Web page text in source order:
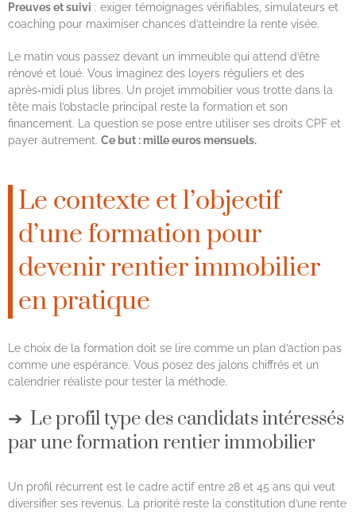
Preuves et suivi : exiger témoignages vérifiables, simulateurs et
coaching pour maximiser chances d’atteindre la rente visée.
Le matin vous passez devant un immeuble qui attend d’être
rénové et loué. Vous imaginez des loyers réguliers et des
après‑midi plus libres. Un projet immobilier vous trotte dans la
tête mais l’obstacle principal reste la formation et son
financement. La question se pose entre utiliser ses droits CPF et
payer autrement. Ce but : mille euros mensuels.
Le contexte et l’objectif
d’une formation pour
devenir rentier immobilier
en pratique
Le choix de la formation doit se lire comme un plan d’action pas
comme une espérance. Vous posez des jalons chiffrés et un
calendrier réaliste pour tester la méthode.
Le profil type des candidats intéressés
par une formation rentier immobilier
Un profil récurrent est le cadre actif entre 28 et 45 ans qui veut
diversifier ses revenus. La priorité reste la constitution d’une rente